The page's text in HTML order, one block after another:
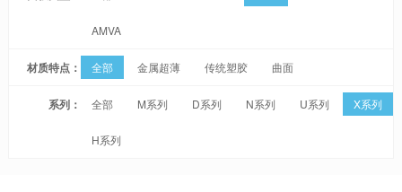
AMVA
材质特点： 全部 金属超薄 传统塑胶 曲面
系列： 全部 M系列 D系列 N系列 U系列 X系列
H系列